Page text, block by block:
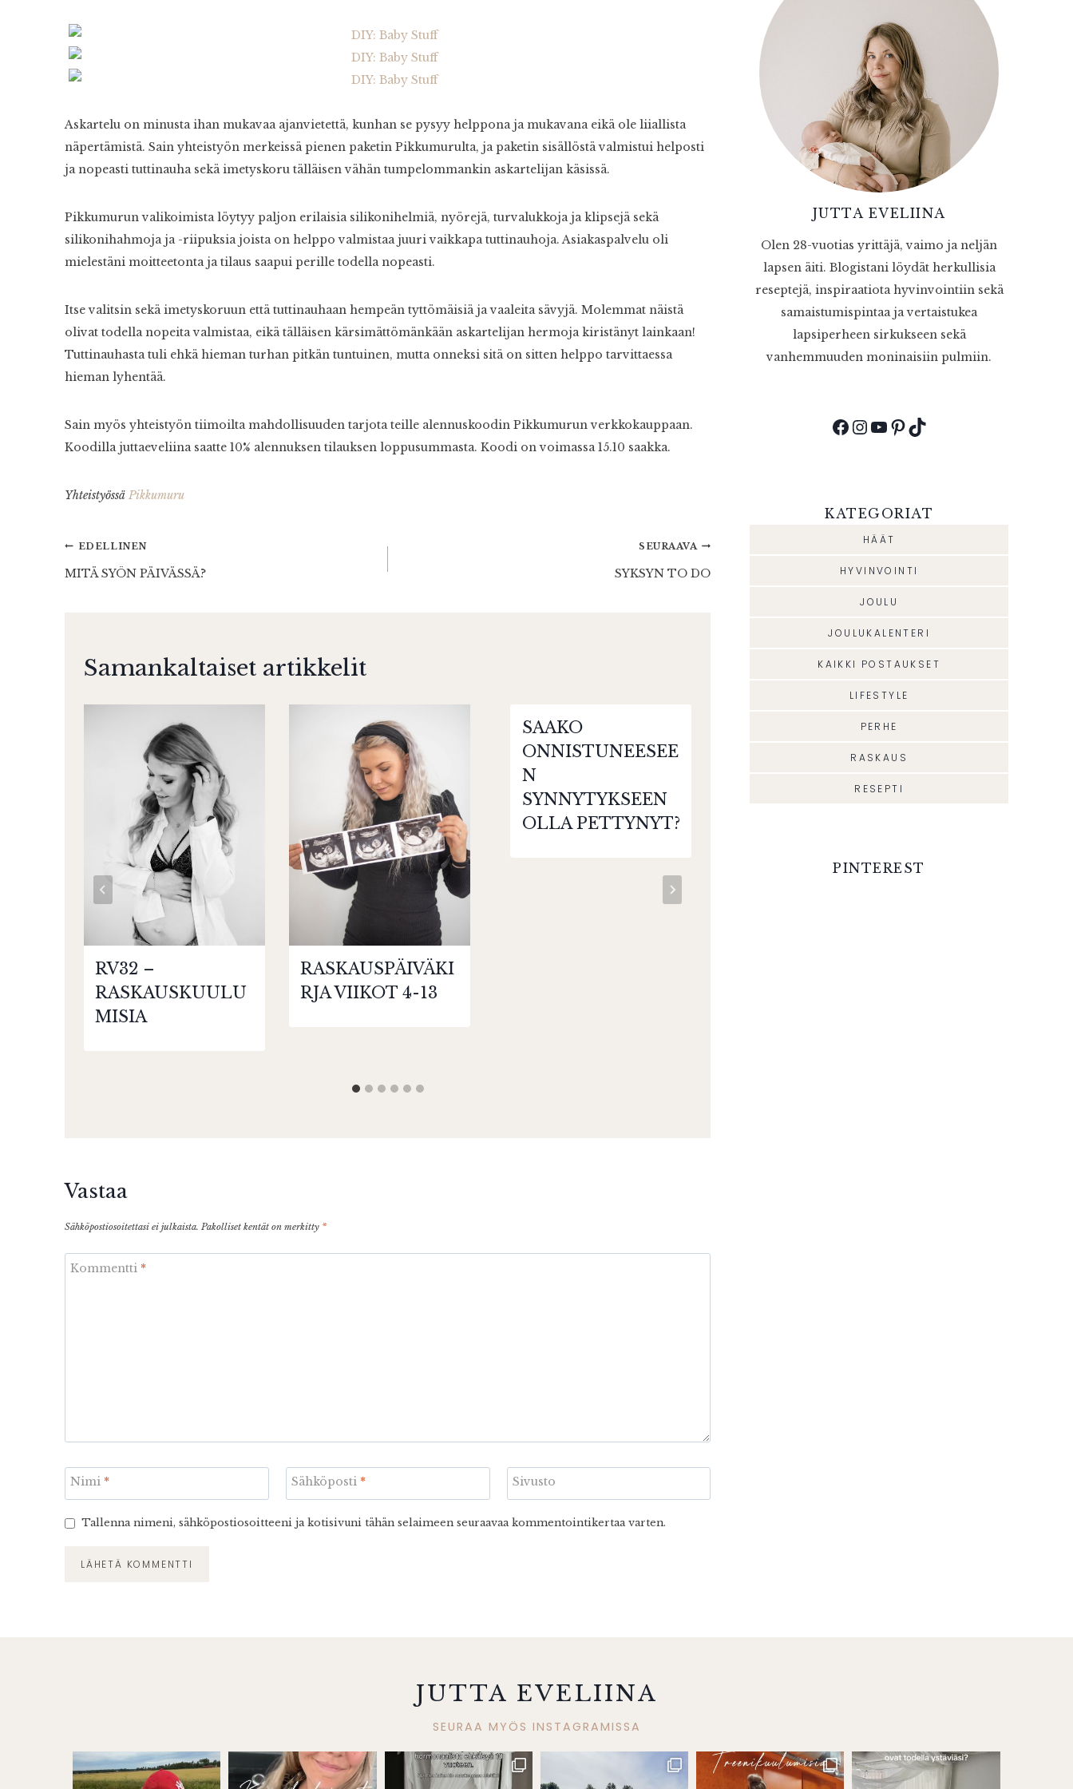
Askartelu on minusta ihan mukavaa ajanvietettä, kunhan se pysyy helppona ja mukavana eikä ole liiallista
näpertämistä. Sain yhteistyön merkeissä pienen paketin Pikkumurulta, ja paketin sisällöstä valmistui helposti
ja nopeasti tuttinauha sekä imetyskoru tälläisen vähän tumpelommankin askartelijan käsissä.
Pikkumurun valikoimista löytyy paljon erilaisia silikonihelmiä, nyörejä, turvalukkoja ja klipsejä sekä
silikonihahmoja ja -riipuksia joista on helppo valmistaa juuri vaikkapa tuttinauhoja. Asiakaspalvelu oli
mielestäni moitteetonta ja tilaus saapui perille todella nopeasti.
Itse valitsin sekä imetyskoruun että tuttinauhaan hempeän tyttömäisiä ja vaaleita sävyjä. Molemmat näistä
olivat todella nopeita valmistaa, eikä tälläisen kärsimättömänkään askartelijan hermoja kiristänyt lainkaan!
Tuttinauhasta tuli ehkä hieman turhan pitkän tuntuinen, mutta onneksi sitä on sitten helppo tarvittaessa
hieman lyhentää.
Sain myös yhteistyön tiimoilta mahdollisuuden tarjota teille alennuskoodin Pikkumurun verkkokauppaan.
Koodilla juttaeveliina saatte 10% alennuksen tilauksen loppusummasta. Koodi on voimassa 15.10 saakka.
Yhteistyössä Pikkumuru
Artikkelien
selaus
EDELLINEN
MITÄ SYÖN PÄIVÄSSÄ?
SEURAAVA
SYKSYN TO DO
Samankaltaiset artikkelit
RV32 –
RASKAUSKUULU
MISIA
RASKAUSPÄIVÄKI
RJA VIIKOT 4-13
SAAKO
ONNISTUNEESEE
N
SYNNYTYKSEEN
OLLA PETTYNYT?
Vastaa
Sähköpostiosoitettasi ei julkaista. Pakolliset kentät on merkitty *
Kommentti *
Nimi * Sähköposti * Sivusto
Tallenna nimeni, sähköpostiosoitteeni ja kotisivuni tähän selaimeen seuraavaa kommentointikertaa varten.
JUTTA EVELIINA
Olen 28-vuotias yrittäjä, vaimo ja neljän
lapsen äiti. Blogistani löydät herkullisia
reseptejä, inspiraatiota hyvinvointiin sekä
samaistumispintaa ja vertaistukea
lapsiperheen sirkukseen sekä
vanhemmuuden moninaisiin pulmiin.
Facebook
Instagram
YouTube
Pinterest
TikTok
KATEGORIAT
HÄÄT
HYVINVOINTI
JOULU
JOULUKALENTERI
KAIKKI POSTAUKSET
LIFESTYLE
PERHE
RASKAUS
RESEPTI
PINTEREST
JUTTA EVELIINA
SEURAA MYÖS INSTAGRAMISSA